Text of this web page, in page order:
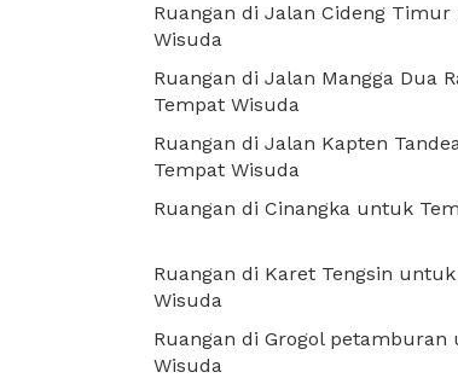
Ruangan di Jalan Cideng
Wisuda
Ruangan di Jalan Mangga Dua
Tempat Wisuda
Ruangan di Jalan Kapten
Tempat Wisuda
Ruangan di Cinangka untuk
Ruangan di Karet Tengsin
Wisuda
Ruangan di Grogol
Wisuda